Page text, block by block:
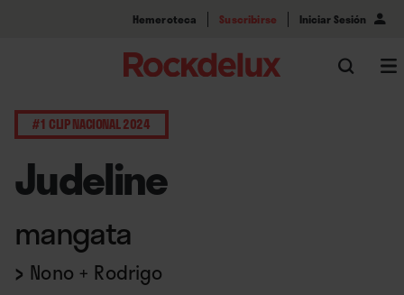
Hemeroteca Suscribirse Iniciar Sesión
#1 CLIP NACIONAL 2024
Judeline
mangata
› Nono + Rodrigo